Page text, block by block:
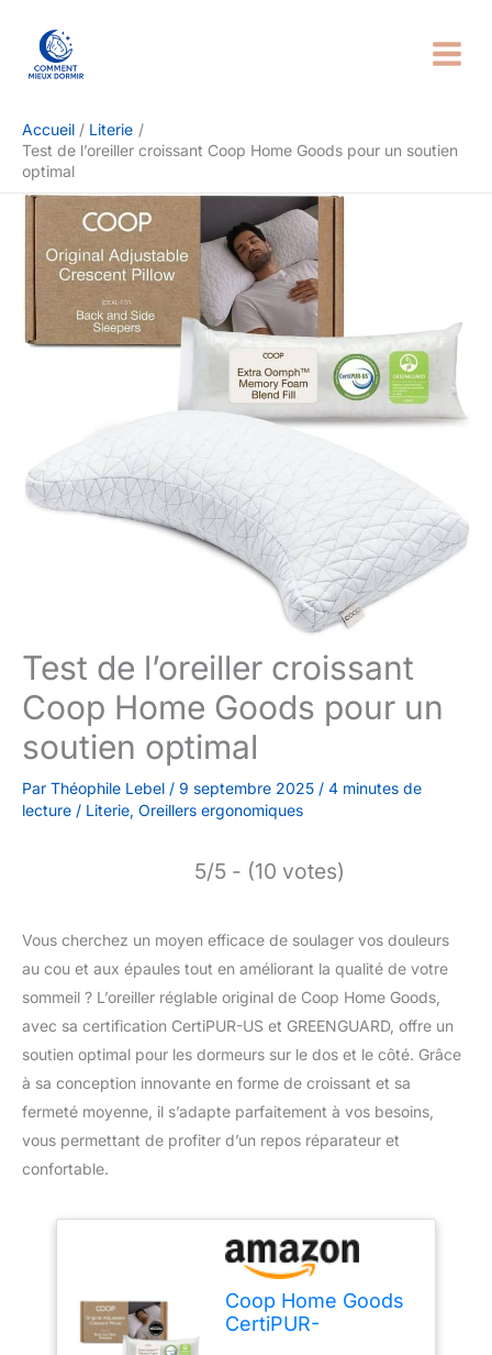
contenu
Accueil
Literie
Test de l’oreiller croissant Coop Home Goods pour un soutien
optimal
Test de l’oreiller croissant
Coop Home Goods pour un
soutien optimal
Par Théophile Lebel / 9 septembre 2025 / 4 minutes de
lecture / Literie, Oreillers ergonomiques
5/5 - (10 votes)
Vous cherchez un moyen efficace de soulager vos douleurs
au cou et aux épaules tout en améliorant la qualité de votre
sommeil ? L’oreiller réglable original de Coop Home Goods,
avec sa certification CertiPUR-US et GREENGUARD, offre un
soutien optimal pour les dormeurs sur le dos et le côté. Grâce
à sa conception innovante en forme de croissant et sa
fermeté moyenne, il s’adapte parfaitement à vos besoins,
vous permettant de profiter d’un repos réparateur et
confortable.
Coop Home Goods
CertiPUR-